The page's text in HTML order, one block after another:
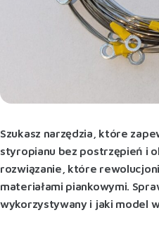
Szukasz narzędzia, które
styropianu bez postrzępień i
rozwiązanie, które
materiałami piankowymi.
wykorzystywany i jaki model